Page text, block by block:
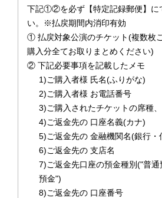
下記①②を必ず【特定記録郵便】に
い。※払戻期間内消印有効
① 払戻対象公演のチケット(複数枚
購入分全てお取りまとめください)
② 下記必要事項を記載したメモ
1)ご購入者様 氏名(ふりがな)
2)ご購入者様 お電話番号
3)ご購入されたチケットの席種
4)ご返金先の 口座名義(カナ)
5)ご返金先の 金融機関名(銀行・
6)ご返金先の 支店名
7)ご返金先口座の預金種別("普通
預金")
8)ご返金先の 口座番号